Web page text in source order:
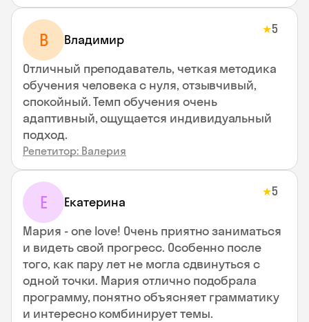
В Владимир
★5
Отличный преподаватель, четкая методика
обучения человека с нуля, отзывчивый,
спокойный. Темп обучения очень
адаптивный, ощущается индивидуальный
подход.
Репетитор: Валерия
Е Екатерина
★5
Мария - one love! Очень приятно заниматься
и видеть свой прогресс. Особенно после
того, как пару лет не могла сдвинуться с
одной точки. Мария отлично подобрала
программу, понятно объясняет грамматику
и интересно комбинирует темы.